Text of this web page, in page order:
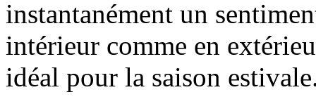
instantanément un
intérieur comme en
idéal pour la saison